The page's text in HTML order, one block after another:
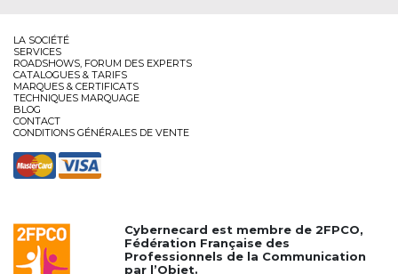
LA SOCIÉTÉ
SERVICES
ROADSHOWS, FORUM DES EXPERTS
CATALOGUES & TARIFS
MARQUES & CERTIFICATS
TECHNIQUES MARQUAGE
BLOG
CONTACT
CONDITIONS GÉNÉRALES DE VENTE
Cybernecard est membre de2FPCO,
Fédération Française des
Professionnels de la Communication
par l’Objet.